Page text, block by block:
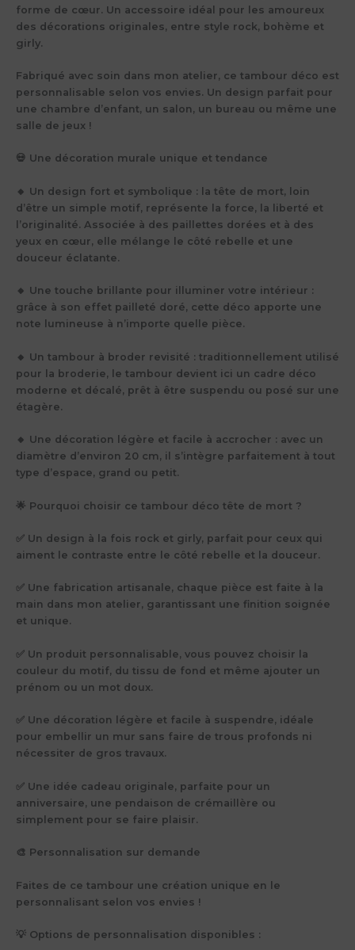
forme de cœur. Un accessoire idéal pour les amoureux
des décorations originales, entre style rock, bohème et
girly.
Fabriqué avec soin dans mon atelier, ce tambour déco est
personnalisable selon vos envies. Un design parfait pour
une chambre d’enfant, un salon, un bureau ou même une
salle de jeux !
💀 Une décoration murale unique et tendance
🔸 Un design fort et symbolique : la tête de mort, loin
d’être un simple motif, représente la force, la liberté et
l’originalité. Associée à des paillettes dorées et à des
yeux en cœur, elle mélange le côté rebelle et une
douceur éclatante.
🔸 Une touche brillante pour illuminer votre intérieur :
grâce à son effet pailleté doré, cette déco apporte une
note lumineuse à n’importe quelle pièce.
🔸 Un tambour à broder revisité : traditionnellement utilisé
pour la broderie, le tambour devient ici un cadre déco
moderne et décalé, prêt à être suspendu ou posé sur une
étagère.
🔸 Une décoration légère et facile à accrocher : avec un
diamètre d’environ 20 cm, il s’intègre parfaitement à tout
type d’espace, grand ou petit.
🌟 Pourquoi choisir ce tambour déco tête de mort ?
✅ Un design à la fois rock et girly, parfait pour ceux qui
aiment le contraste entre le côté rebelle et la douceur.
✅ Une fabrication artisanale, chaque pièce est faite à la
main dans mon atelier, garantissant une finition soignée
et unique.
✅ Un produit personnalisable, vous pouvez choisir la
couleur du motif, du tissu de fond et même ajouter un
prénom ou un mot doux.
✅ Une décoration légère et facile à suspendre, idéale
pour embellir un mur sans faire de trous profonds ni
nécessiter de gros travaux.
✅ Une idée cadeau originale, parfaite pour un
anniversaire, une pendaison de crémaillère ou
simplement pour se faire plaisir.
🎨 Personnalisation sur demande
Faites de ce tambour une création unique en le
personnalisant selon vos envies !
💡 Options de personnalisation disponibles :